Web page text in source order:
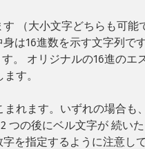
（大小文字どちらも可能
は16進数を示す文字列で
。 オリジナルの16進のエ
す。
れます。いずれの場合も
つの後にベル文字が 続い
を指定するように注意して